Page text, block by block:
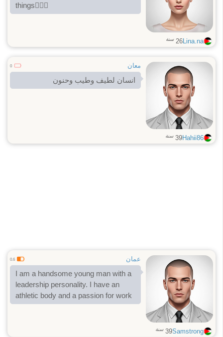
things🙆🏻‍♀️
Lina.na
26 سنة
معان 0
انسان لطيف وطيب وحنون
Hahii86
39 سنة
عمان 0.6
I am a handsome young man with a
leadership personality. I have an
athletic body and a passion for work
Samstrong
39 سنة